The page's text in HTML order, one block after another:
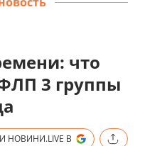
что
3 группы
НОВИНИ.LIVE В